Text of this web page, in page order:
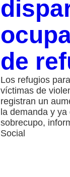
de
Los refugios
víctimas de
registran un
la demanda y
sobrecupo,
Social